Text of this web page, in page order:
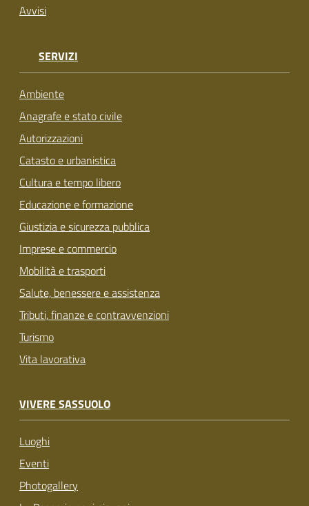
Avvisi
SERVIZI
Ambiente
Anagrafe e stato civile
Autorizzazioni
Catasto e urbanistica
Cultura e tempo libero
Educazione e formazione
Giustizia e sicurezza pubblica
Imprese e commercio
Mobilità e trasporti
Salute, benessere e assistenza
Tributi, finanze e contravvenzioni
Turismo
Vita lavorativa
VIVERE SASSUOLO
Luoghi
Eventi
Photogallery